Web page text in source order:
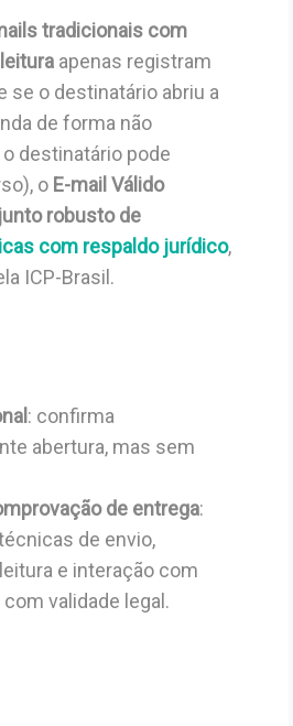
tradicionais com
apenas registram
se o destinatário abriu a
de forma não
destinatário pode
o E-mail Válido
robusto de
com respaldo jurídico,
ICP-Brasil.
: confirma
abertura, mas sem
de entrega:
de envio,
e interação com
validade legal.